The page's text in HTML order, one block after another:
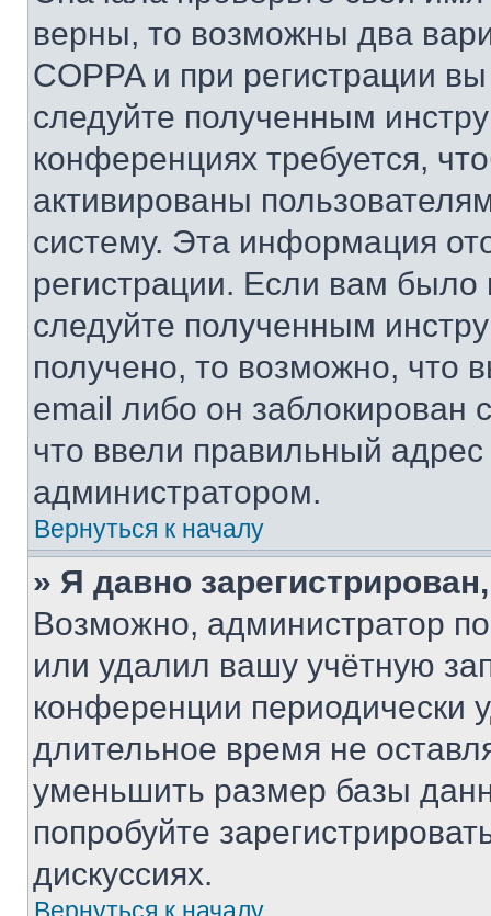
верны, то возможны два
COPPA и при регистрации
следуйте полученным
конференциях требуется,
активированы
систему. Эта информация
регистрации. Если вам
следуйте полученным
получено, то возможно, что
email либо он
что ввели правильный адрес
администратором.
Вернуться к началу
» Я давно
Возможно, администратор
или удалил вашу учётную
конференции периодически
длительное время не
уменьшить размер базы
попробуйте
дискуссиях.